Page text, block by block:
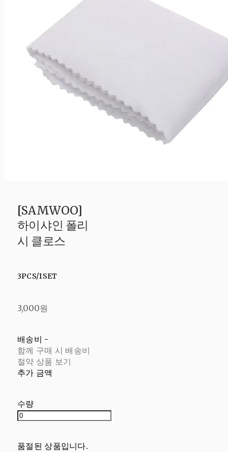
[SAMWOO]
하이샤인 폴리
시 클로스
3PCS/1SET
3,000원
배송비 -
함께 구매 시 배송비
절약 상품 보기
추가 금액
수량
품절된 상품입니다.